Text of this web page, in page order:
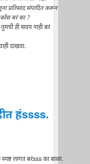
प्रतिसाद संपादित करून
बरं का ?
ही सवय नाही बरं
दाखवा.
हंssss.
लागतं बरंsss का बाळा.